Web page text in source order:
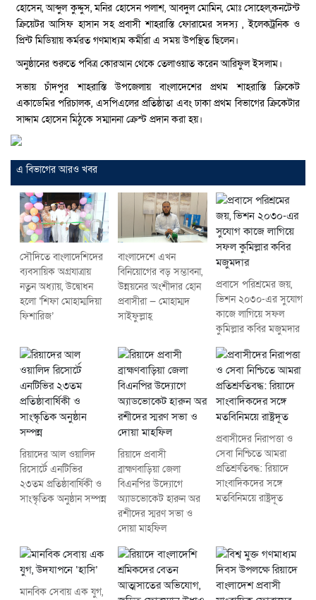
হোসেন, আব্দুল কুদ্দুস, মনির হোসেন পলাশ, আবদুল মোমিন, মোঃ সোহেল,কনটেন্ট
ক্রিয়েটর আসিফ হাসান সহ প্রবাসী শাহরাস্তি ফোরামের সদস্য , ইলেকট্রনিক ও
প্রিন্ট মিডিয়ায় কর্মরত গণমাধ্যম কর্মীরা এ সময় উপস্থিত ছিলেন।
অনুষ্ঠানের শুরুতে পবিত্র কোরআন থেকে তেলাওয়াত করেন আরিফুল ইসলাম।
সভায় চাঁদপুর শাহরাস্তি উপজেলায় বাংলাদেশের প্রথম শাহরাস্তি ক্রিকেট
একাডেমির পরিচালক, এসপিএলের প্রতিষ্ঠাতা এবং ঢাকা প্রথম বিভাগের ক্রিকেটার
সাদ্দাম হোসেন মিঠুকে সম্মাননা ক্রেস্ট প্রদান করা হয়।
এ বিভাগের আরও খবর
সৌদিতে বাংলাদেশিদের
ব্যবসায়িক অগ্রযাত্রায়
নতুন অধ্যায়, উদ্বোধন
হলো ‘শিফা মোহাম্মদিয়া
ফিশারিজ’
বাংলাদেশে এখন
বিনিয়োগের বড় সম্ভাবনা,
উন্নয়নের অংশীদার হোন
প্রবাসীরা — মোহাম্মদ
সাইফুল্লাহ্
প্রবাসে পরিশ্রমের জয়,
ভিশন ২০৩০-এর সুযোগ
কাজে লাগিয়ে সফল
কুমিল্লার কবির মজুমদার
রিয়াদের আল ওয়ালিদ
রিসোর্টে এনটিভির
২৩তম প্রতিষ্ঠাবার্ষিকী ও
সাংস্কৃতিক অনুষ্ঠান সম্পন্ন
রিয়াদে প্রবাসী
ব্রাহ্মণবাড়িয়া জেলা
বিএনপির উদ্যোগে
অ্যাডভোকেট হারুন অর
রশীদের স্মরণ সভা ও
দোয়া মাহফিল
প্রবাসীদের নিরাপত্তা ও
সেবা নিশ্চিতে আমরা
প্রতিশ্রুতিবদ্ধ: রিয়াদে
সাংবাদিকদের সঙ্গে
মতবিনিময়ে রাষ্ট্রদূত
মানবিক সেবায় এক যুগ,